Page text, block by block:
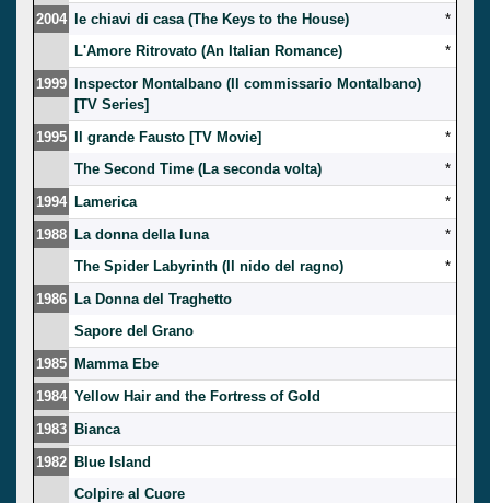
2004
le chiavi di casa (The Keys to the House)
*
L'Amore Ritrovato (An Italian Romance)
*
1999
Inspector Montalbano (Il commissario Montalbano)
[TV Series]
1995
Il grande Fausto [TV Movie]
*
The Second Time (La seconda volta)
*
1994 Lamerica
*
1988 La donna della luna
*
The Spider Labyrinth (Il nido del ragno)
*
1986 La Donna del Traghetto
Sapore del Grano
1985 Mamma Ebe
1984 Yellow Hair and the Fortress of Gold
1983 Bianca
1982 Blue Island
Colpire al Cuore